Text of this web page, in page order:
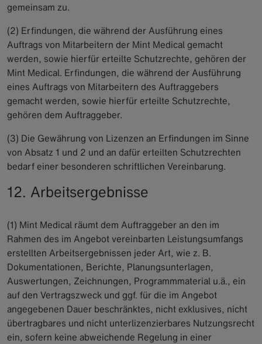
gemeinsam zu.
(2) Erfindungen, die während der Ausführung eines
Auftrags von Mitarbeitern der Mint Medical gemacht
werden, sowie hierfür erteilte Schutzrechte, gehören der
Mint Medical. Erfindungen, die während der Ausführung
eines Auftrags von Mitarbeitern des Auftraggebers
gemacht werden, sowie hierfür erteilte Schutzrechte,
gehören dem Auftraggeber.
(3) Die Gewährung von Lizenzen an Erfindungen im Sinne
von Absatz 1 und 2 und an dafür erteilten Schutzrechten
bedarf einer besonderen schriftlichen Vereinbarung.
12. Arbeitsergebnisse
(1) Mint Medical räumt dem Auftraggeber an den im
Rahmen des im Angebot vereinbarten Leistungsumfangs
erstellten Arbeitsergebnissen jeder Art, wie z. B.
Dokumentationen, Berichte, Planungsunterlagen,
Auswertungen, Zeichnungen, Programmmaterial u.ä., ein
auf den Vertragszweck und ggf. für die im Angebot
angegebenen Dauer beschränktes, nicht exklusives, nicht
übertragbares und nicht unterlizenzierbares Nutzungsrecht
ein, sofern keine abweichende Regelung in einer